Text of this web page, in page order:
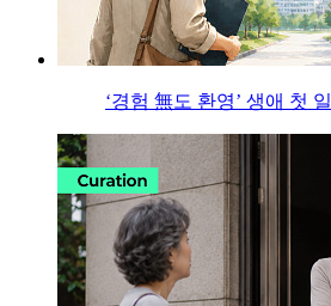
‘경험 無도 환영’ 생애 첫